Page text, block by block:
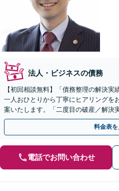
法人・ビジネスの債務
【初回相談無料】「債務整理の解決
一人おひとりから丁寧にヒアリングを
案いたします。「二度目の破産／解決
可】
料金表を
電話でお問い合わせ